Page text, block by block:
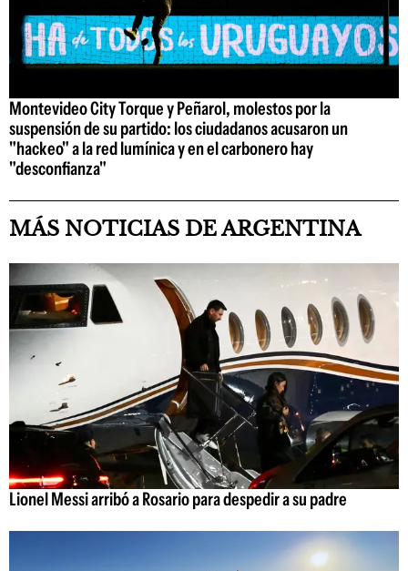
Montevideo City Torque y Peñarol, molestos por la
suspensión de su partido: los ciudadanos acusaron un
"hackeo" a la red lumínica y en el carbonero hay
"desconfianza"
MÁS NOTICIAS DE ARGENTINA
Lionel Messi arribó a Rosario para despedir a su padre